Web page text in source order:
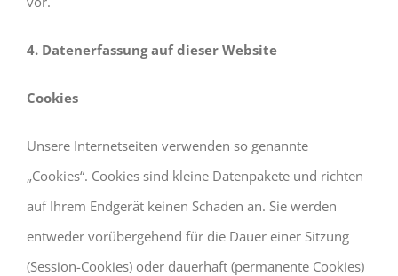
4. Datenerfassung auf dieser Website
Cookies
Unsere Internetseiten verwenden so genannte
„Cookies“. Cookies sind kleine Datenpakete und richten
auf Ihrem Endgerät keinen Schaden an. Sie werden
entweder vorübergehend für die Dauer einer Sitzung
(Session-Cookies) oder dauerhaft (permanente Cookies)